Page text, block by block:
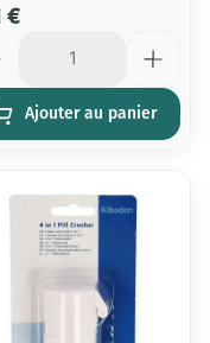
€
Ajouter au panier